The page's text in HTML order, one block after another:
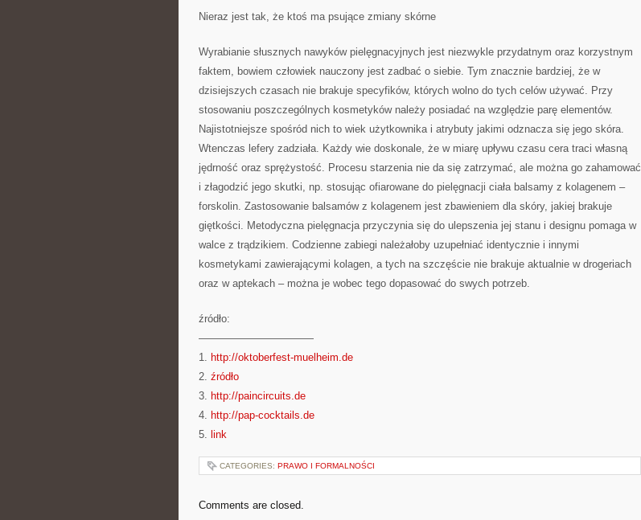
NIEOMALŻE
KAŻDĄ
ŻYCIA
Nieraz jest tak, że ktoś ma psujące zmiany skórne
Wyrabianie słusznych nawyków pielęgnacyjnych jest niezwykle przydatnym oraz korzystnym
faktem, bowiem człowiek nauczony jest zadbać o siebie. Tym znacznie bardziej, że w
dzisiejszych czasach nie brakuje specyfików, których wolno do tych celów używać. Przy
stosowaniu poszczególnych kosmetyków należy posiadać na względzie parę elementów.
Najistotniejsze spośród nich to wiek użytkownika i atrybuty jakimi odznacza się jego skóra.
Wtenczas lefery zadziała. Każdy wie doskonale, że w miarę upływu czasu cera traci własną
jędrność oraz sprężystość. Procesu starzenia nie da się zatrzymać, ale można go zahamować
i złagodzić jego skutki, np. stosując ofiarowane do pielęgnacji ciała balsamy z kolagenem –
forskolin. Zastosowanie balsamów z kolagenem jest zbawieniem dla skóry, jakiej brakuje
giętkości. Metodyczna pielęgnacja przyczynia się do ulepszenia jej stanu i designu pomaga w
walce z trądzikiem. Codzienne zabiegi należałoby uzupełniać identycznie i innymi
kosmetykami zawierającymi kolagen, a tych na szczęście nie brakuje aktualnie w drogeriach
oraz w aptekach – można je wobec tego dopasować do swych potrzeb.
źródło:
———————————
1. http://oktoberfest-muelheim.de
2. źródło
3. http://paincircuits.de
4. http://pap-cocktails.de
5. link
CATEGORIES: PRAWO I FORMALNOŚCI
Comments are closed.